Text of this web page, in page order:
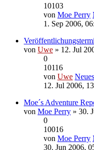
10103
von Moe Perry
1. Sep 2006,
von Uwe » 12. Jul
0
10116
von Uwe
12. Jul 2006,
Moe´s Adventure
von Moe Perry » 30.
0
10016
von Moe Perry
30. Jun 2006,